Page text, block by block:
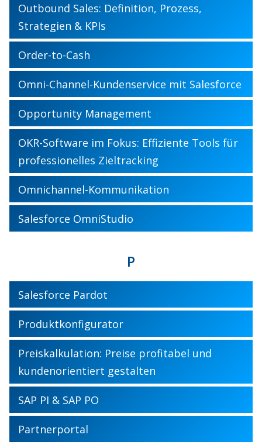
Outbound Sales: Definition, Prozess,
Strategien & KPIs
Order-to-Cash
Omni-Channel-Kundenservice mit Salesforce
Opportunity Management
OKR-Software im Fokus: Effiziente Tools für
professionelles Zieltracking
Omnichannel-Kommunikation
Salesforce OmniStudio
P
Salesforce Pardot
Produktkonfigurator
Preiskalkulation: Preise profitabel und
kundenorientiert gestalten
SAP PI & SAP PO
Partnerportal